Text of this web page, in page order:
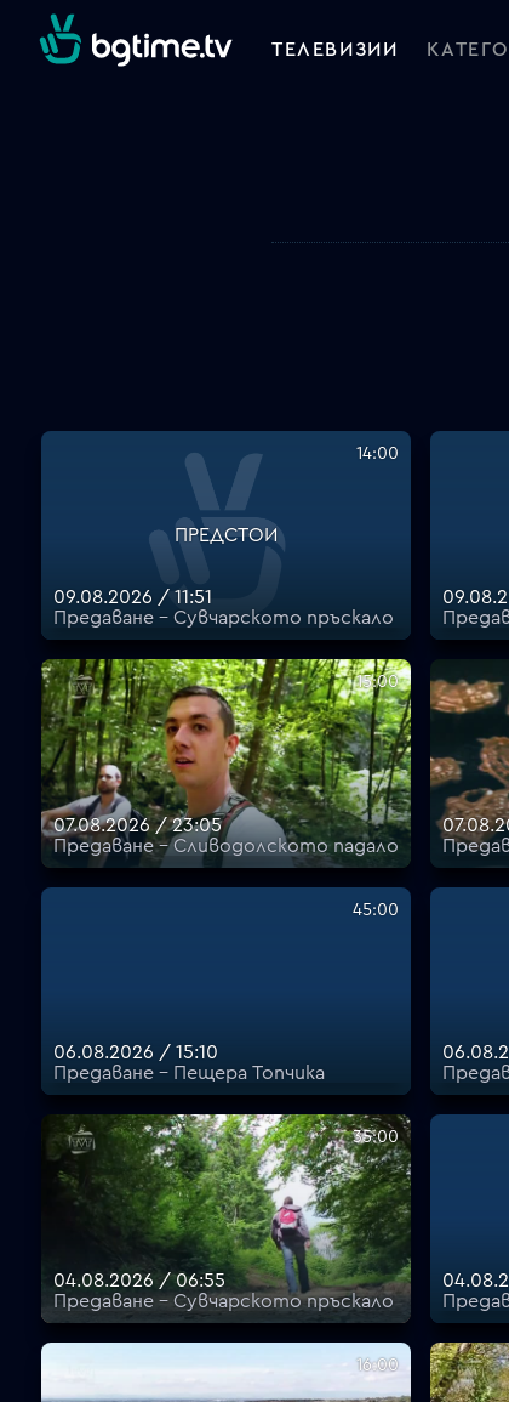
ТЕЛЕВИЗИИ
ПРЕДСТОИ
14:00
09.08.2026 / 11:51
Предаване - Сувчарското пръскало
15:00
07.08.2026 / 23:05
Предаване - Сливодолското падало
45:00
06.08.2026 / 15:10
Предаване - Пещера Топчика
35:00
04.08.2026 / 06:55
Предаване - Сувчарското пръскало
16:00